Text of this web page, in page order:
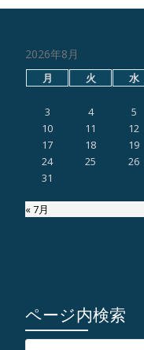
2026年8月
月 火 水
3
4 5
10
11 12
17
18 19
24
25 26
31
« 7月
ページ内検索